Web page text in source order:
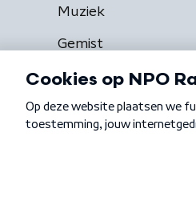
Muziek
Gemist
Algemene voorwaarden